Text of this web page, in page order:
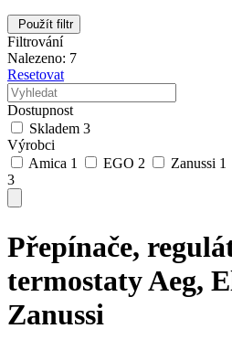
Použít filtr
Filtrování
Nalezeno: 7
Resetovat
Dostupnost
Skladem 3
Výrobci
Amica 1 EGO 2 Zanussi 1
3
Přepínače,
termostaty Aeg,
Zanussi